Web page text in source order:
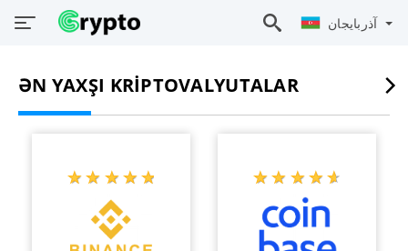
ƏN YAXŞI KRIPTOVALYUTALAR
☆ ☆ ☆ ☆ ☆
★ ★ ★ ★ ★ ☆ ☆ ☆ ☆ ☆
★ ★ ★ ★ ★